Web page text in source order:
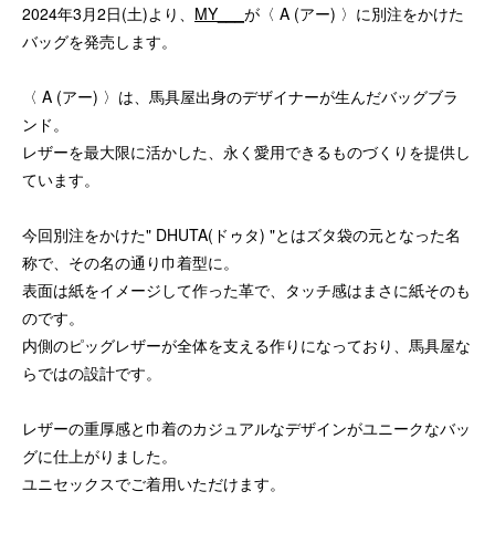
2024年3月2日(土)より、 MY___ が〈 A (アー) 〉に別注をかけた
バッグを発売します。
〈 A (アー) 〉は、馬具屋出身のデザイナーが生んだバッグブラ
ンド。
レザーを最大限に活かした、永く愛用できるものづくりを提供し
ています。
今回別注をかけた" DHUTA(ドゥタ) "とはズタ袋の元となった名
称で、その名の通り巾着型に。
表面は紙をイメージして作った革で、タッチ感はまさに紙そのも
のです。
内側のピッグレザーが全体を支える作りになっており、馬具屋な
らではの設計です。
レザーの重厚感と巾着のカジュアルなデザインがユニークなバッ
グに仕上がりました。
ユニセックスでご着用いただけます。